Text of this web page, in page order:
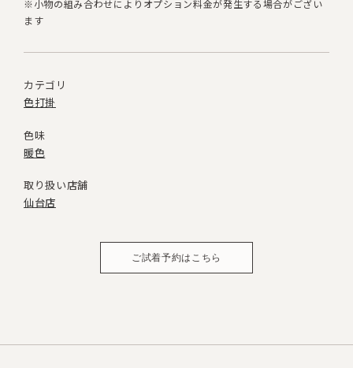
※小物の組み合わせによりオプション料金が発生する場合がござい
ます
カテゴリ
色打掛
色味
暖色
取り扱い店舗
仙台店
ご試着予約はこちら